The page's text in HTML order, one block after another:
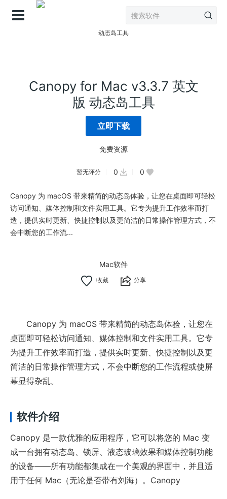
Canopy for Mac v3.3.7 英文
版 动态岛工具
立即下载
免费资源
暂无评分 0 0
Canopy 为 macOS 带来精简的动态岛体验，让您在桌面即可轻松
访问通知、媒体控制和文件实用工具。它专为提升工作效率而打
造，提供实时更新、快捷控制以及更简洁的日常操作管理方式，不
会中断您的工作流...
Mac软件
分享
Canopy 为 macOS 带来精简的动态岛体验，让您在
桌面即可轻松访问通知、媒体控制和文件实用工具。它专
为提升工作效率而打造，提供实时更新、快捷控制以及更
简洁的日常操作管理方式，不会中断您的工作流程或使屏
幕显得杂乱。
软件介绍
Canopy 是一款优雅的应用程序，它可以将您的 Mac 变
成一台拥有动态岛、锁屏、液态玻璃效果和媒体控制功能
的设备——所有功能都集成在一个美观的界面中，并且适
用于任何 Mac（无论是否带有刘海）。Canopy